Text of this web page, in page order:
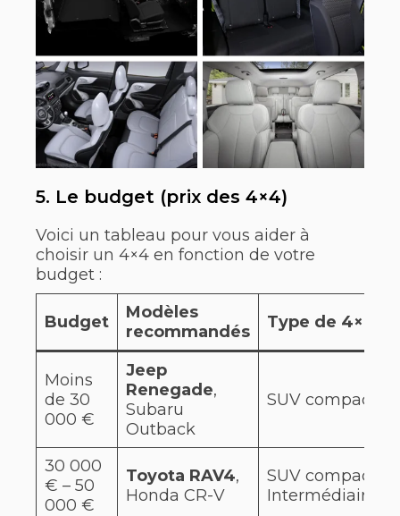
5. Le budget (prix des 4×4)
Voici un tableau pour vous aider à
choisir un 4×4 en fonction de votre
budget :
Budget
Modèles
recommandés
Type de 4×4
Moins
de 30
000 €
Jeep
Renegade,
Subaru
Outback
SUV compact
30 000
€ – 50
000 €
Toyota RAV4,
Honda CR-V
SUV compact,
Intermédiaire